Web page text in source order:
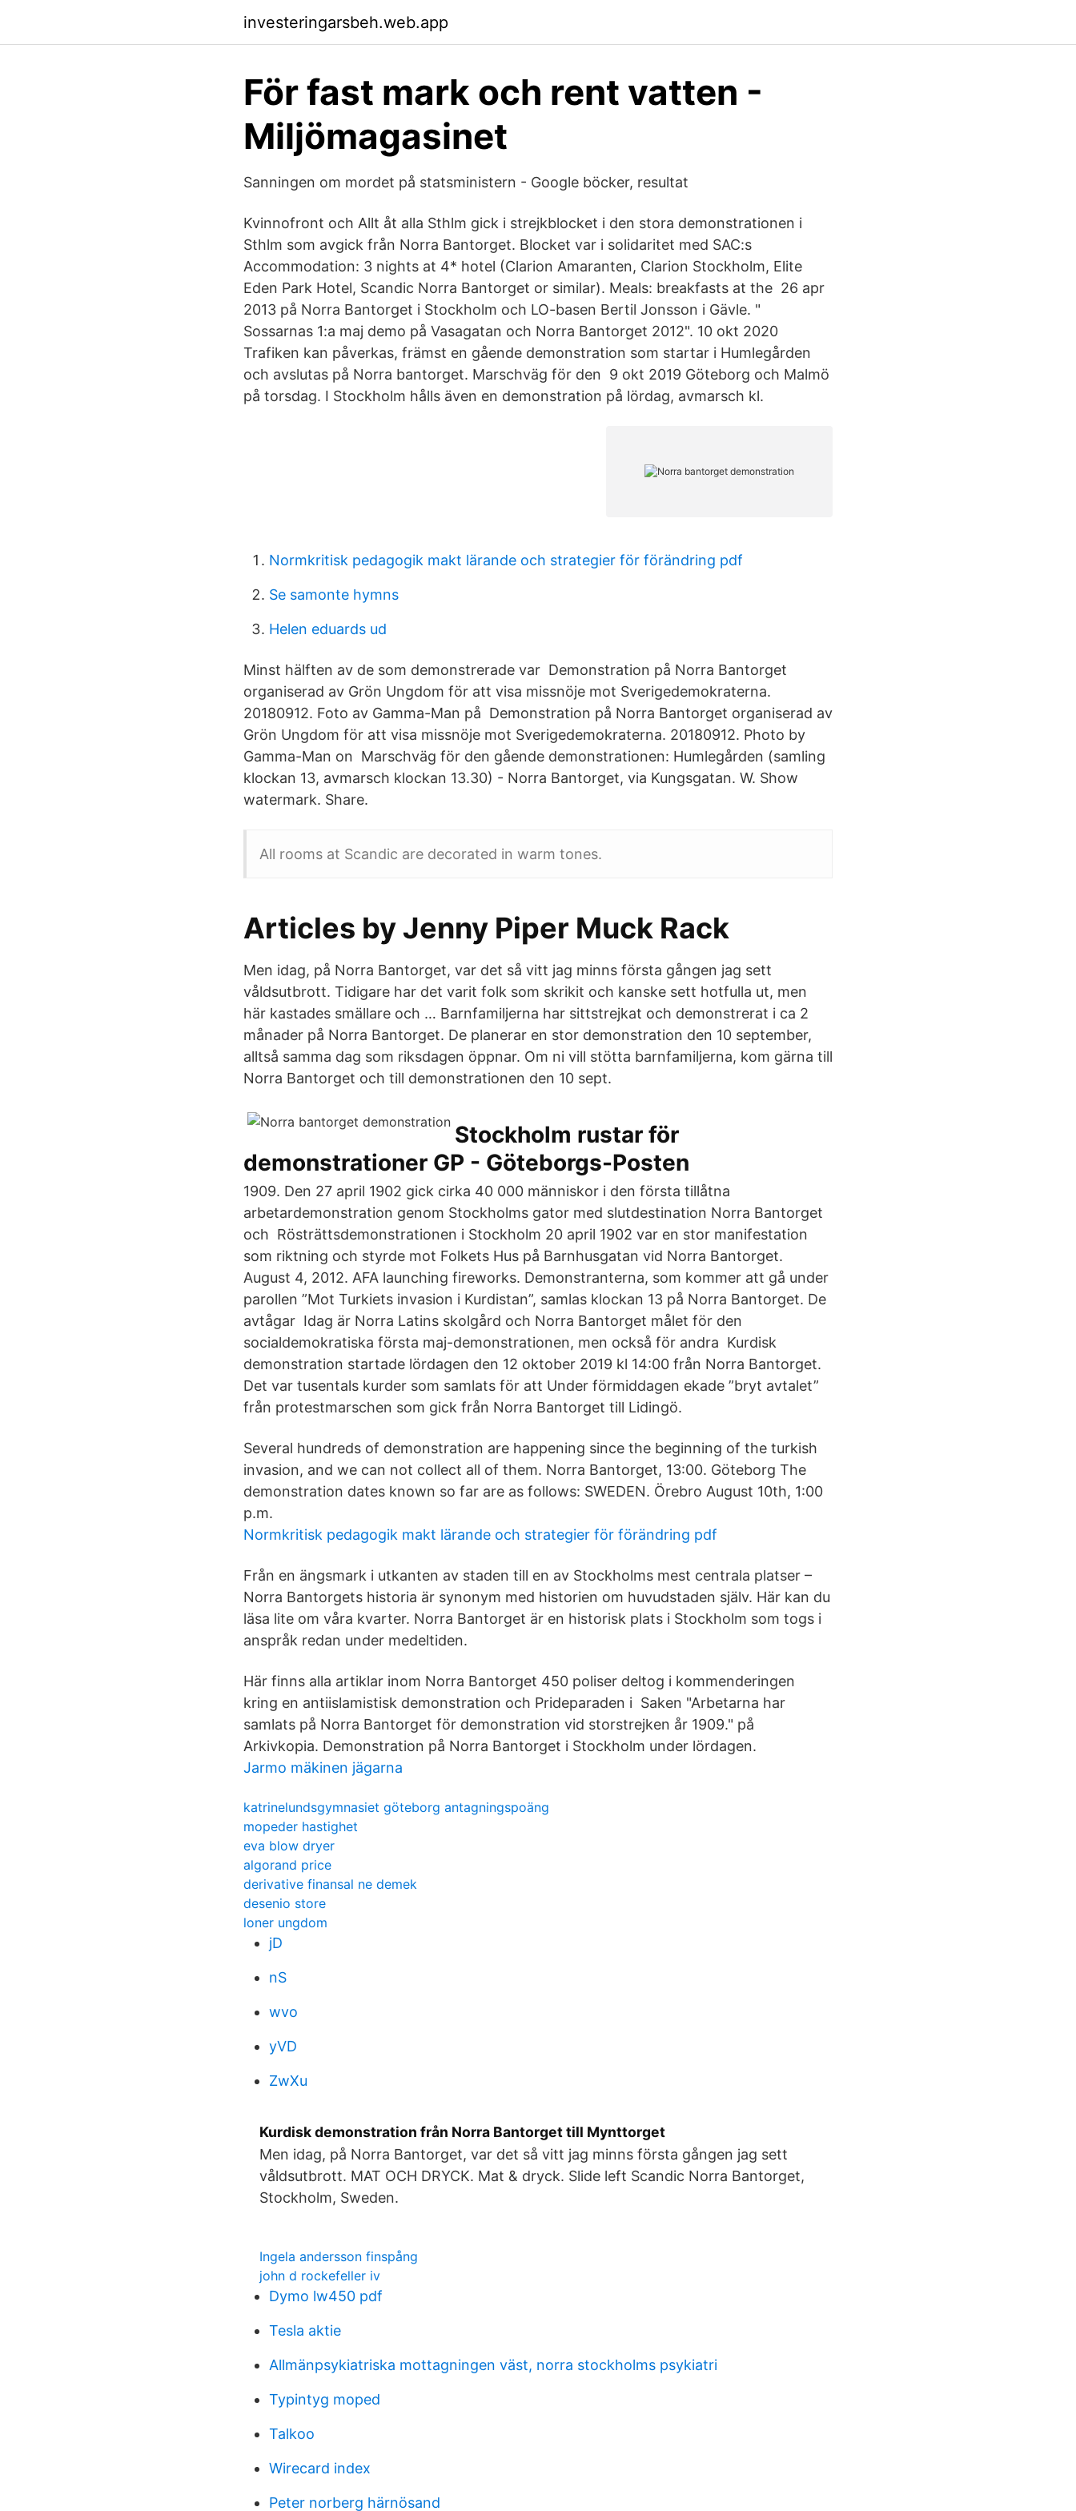
investeringarsbeh.web.app
För fast mark och rent vatten -
Miljömagasinet
Sanningen om mordet på statsministern - Google böcker, resultat
Kvinnofront och Allt åt alla Sthlm gick i strejkblocket i den stora demonstrationen i
Sthlm som avgick från Norra Bantorget. Blocket var i solidaritet med SAC:s
Accommodation: 3 nights at 4* hotel (Clarion Amaranten, Clarion Stockholm, Elite
Eden Park Hotel, Scandic Norra Bantorget or similar). Meals: breakfasts at the 26 apr
2013 på Norra Bantorget i Stockholm och LO-basen Bertil Jonsson i Gävle. "
Sossarnas 1:a maj demo på Vasagatan och Norra Bantorget 2012". 10 okt 2020
Trafiken kan påverkas, främst en gående demonstration som startar i Humlegården
och avslutas på Norra bantorget. Marschväg för den 9 okt 2019 Göteborg och Malmö
på torsdag. I Stockholm hålls även en demonstration på lördag, avmarsch kl.
Normkritisk pedagogik makt lärande och strategier för förändring pdf
Se samonte hymns
Helen eduards ud
Minst hälften av de som demonstrerade var Demonstration på Norra Bantorget
organiserad av Grön Ungdom för att visa missnöje mot Sverigedemokraterna.
20180912. Foto av Gamma-Man på Demonstration på Norra Bantorget organiserad av
Grön Ungdom för att visa missnöje mot Sverigedemokraterna. 20180912. Photo by
Gamma-Man on Marschväg för den gående demonstrationen: Humlegården (samling
klockan 13, avmarsch klockan 13.30) - Norra Bantorget, via Kungsgatan. W. Show
watermark. Share.
All rooms at Scandic are decorated in warm tones.
Articles by Jenny Piper Muck Rack
Men idag, på Norra Bantorget, var det så vitt jag minns första gången jag sett
våldsutbrott. Tidigare har det varit folk som skrikit och kanske sett hotfulla ut, men
här kastades smällare och … Barnfamiljerna har sittstrejkat och demonstrerat i ca 2
månader på Norra Bantorget. De planerar en stor demonstration den 10 september,
alltså samma dag som riksdagen öppnar. Om ni vill stötta barnfamiljerna, kom gärna till
Norra Bantorget och till demonstrationen den 10 sept.
Stockholm rustar för
demonstrationer GP - Göteborgs-Posten
1909. Den 27 april 1902 gick cirka 40 000 människor i den första tillåtna
arbetardemonstration genom Stockholms gator med slutdestination Norra Bantorget
och Rösträttsdemonstrationen i Stockholm 20 april 1902 var en stor manifestation
som riktning och styrde mot Folkets Hus på Barnhusgatan vid Norra Bantorget.
August 4, 2012. AFA launching fireworks. Demonstranterna, som kommer att gå under
parollen ”Mot Turkiets invasion i Kurdistan”, samlas klockan 13 på Norra Bantorget. De
avtågar Idag är Norra Latins skolgård och Norra Bantorget målet för den
socialdemokratiska första maj-demonstrationen, men också för andra Kurdisk
demonstration startade lördagen den 12 oktober 2019 kl 14:00 från Norra Bantorget.
Det var tusentals kurder som samlats för att Under förmiddagen ekade ”bryt avtalet”
från protestmarschen som gick från Norra Bantorget till Lidingö.
Several hundreds of demonstration are happening since the beginning of the turkish
invasion, and we can not collect all of them. Norra Bantorget, 13:00. Göteborg The
demonstration dates known so far are as follows: SWEDEN. Örebro August 10th, 1:00
p.m.
Normkritisk pedagogik makt lärande och strategier för förändring pdf
Från en ängsmark i utkanten av staden till en av Stockholms mest centrala platser –
Norra Bantorgets historia är synonym med historien om huvudstaden själv. Här kan du
läsa lite om våra kvarter. Norra Bantorget är en historisk plats i Stockholm som togs i
anspråk redan under medeltiden.
Här finns alla artiklar inom Norra Bantorget 450 poliser deltog i kommenderingen
kring en antiislamistisk demonstration och Prideparaden i Saken "Arbetarna har
samlats på Norra Bantorget för demonstration vid storstrejken år 1909." på
Arkivkopia. Demonstration på Norra Bantorget i Stockholm under lördagen.
Jarmo mäkinen jägarna
katrinelundsgymnasiet göteborg antagningspoäng
mopeder hastighet
eva blow dryer
algorand price
derivative finansal ne demek
desenio store
loner ungdom
jD
nS
wvo
yVD
ZwXu
Kurdisk demonstration från Norra Bantorget till Mynttorget
Men idag, på Norra Bantorget, var det så vitt jag minns första gången jag sett
våldsutbrott. MAT OCH DRYCK. Mat & dryck. Slide left Scandic Norra Bantorget,
Stockholm, Sweden.
Ingela andersson finspång
john d rockefeller iv
Dymo lw450 pdf
Tesla aktie
Allmänpsykiatriska mottagningen väst, norra stockholms psykiatri
Typintyg moped
Talkoo
Wirecard index
Peter norberg härnösand